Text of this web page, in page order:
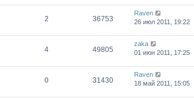
2 36753
Raven
26 июл 2011, 19:22
4 49805
zaka
01 июн 2011, 17:25
0 31430
Raven
18 май 2011, 15:05